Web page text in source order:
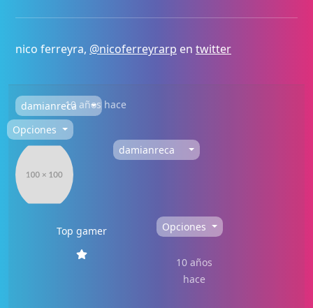
nico ferreyra, @nicoferreyrarp en twitter
damianreca10 años hace
Opciones
damianreca
Top gamer Opciones
10 años
hace